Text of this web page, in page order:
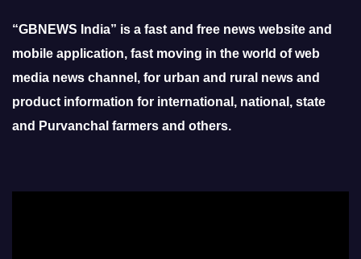
“GBNEWS India” is a fast and free news website and
mobile application, fast moving in the world of web
media news channel, for urban and rural news and
product information for international, national, state
and Purvanchal farmers and others.